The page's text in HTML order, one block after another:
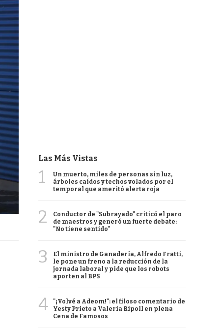
Las Más Vistas
1
Un muerto, miles de personas sin luz,
árboles caídos y techos volados por el
temporal que ameritó alerta roja
2
Conductor de "Subrayado" criticó el paro
de maestros y generó un fuerte debate:
"No tiene sentido"
3
El ministro de Ganadería, Alfredo Fratti,
le pone un freno a la reducción de la
jornada laboral y pide que los robots
aporten al BPS
4
"¡Volvé a Adeom!": el filoso comentario de
Yesty Prieto a Valeria Ripoll en plena
Cena de Famosos